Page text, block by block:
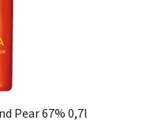
Pear 67% 0,7l